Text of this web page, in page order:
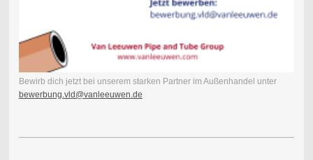
Bewirb dich jetzt bei unserem starken Partner im Außenhandel unter
bewerbung.vld@vanleeuwen.de